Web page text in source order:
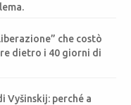
che costò
dietro i 40 giorni di
Vyšinskij: perché a